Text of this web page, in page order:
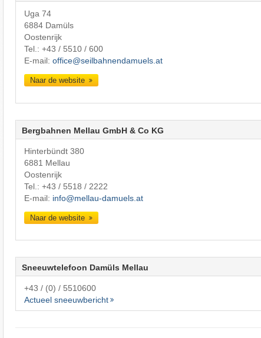
Uga 74
6884 Damüls
Oostenrijk
Tel.: +43 / 5510 / 600
E-mail: office@seilbahnendamuels.at
Naar de website
Bergbahnen Mellau GmbH & Co KG
Hinterbündt 380
6881 Mellau
Oostenrijk
Tel.: +43 / 5518 / 2222
E-mail: info@mellau-damuels.at
Naar de website
Sneeuwtelefoon Damüls Mellau
+43 / (0) / 5510600
Actueel sneeuwbericht